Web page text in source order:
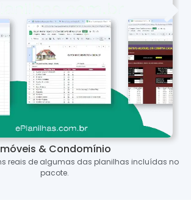
& Condomínio
reais de algumas das planilhas incluídas no
pacote.